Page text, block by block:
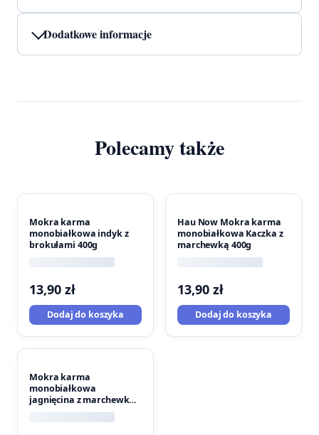
Dodatkowe informacje
Polecamy także
Mokra karma
monobiałkowa indyk z
brokułami 400g
13,90 zł
Dodaj do koszyka
Hau Now Mokra karma
monobiałkowa Kaczka z
marchewką 400g
13,90 zł
Dodaj do koszyka
Mokra karma
monobiałkowa
jagnięcina z marchewką